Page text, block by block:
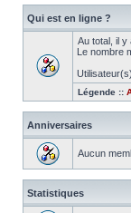
Qui est en ligne ?
Au total, il y
Le nombre
Légende ::
Anniversaires
Aucun
Statistiques